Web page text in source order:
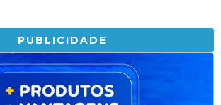
PUBLICIDADE